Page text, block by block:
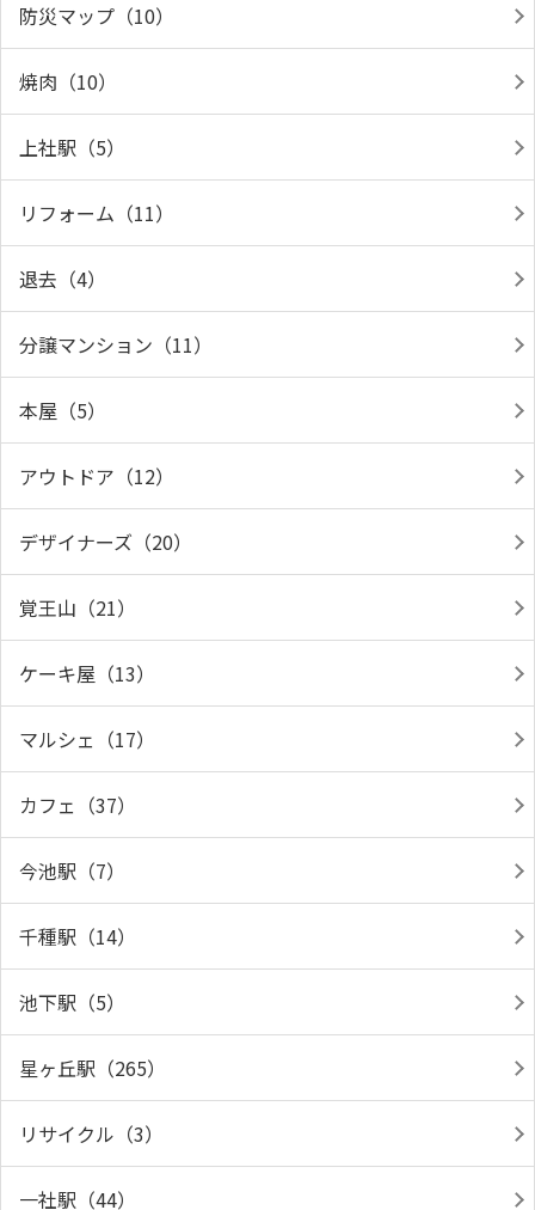
防災マップ（10）
焼肉（10）
上社駅（5）
リフォーム（11）
退去（4）
分譲マンション（11）
本屋（5）
アウトドア（12）
デザイナーズ（20）
覚王山（21）
ケーキ屋（13）
マルシェ（17）
カフェ（37）
今池駅（7）
千種駅（14）
池下駅（5）
星ヶ丘駅（265）
リサイクル（3）
一社駅（44）